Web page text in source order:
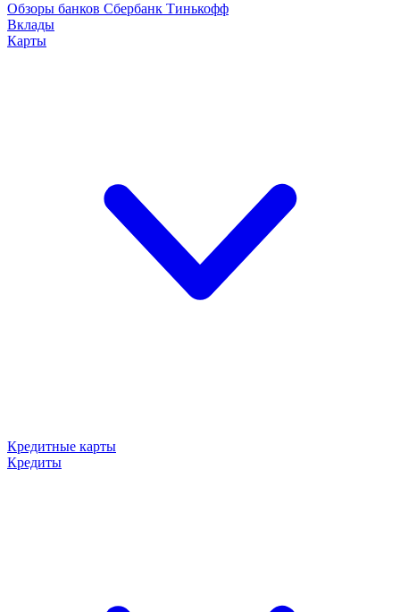
Обзоры банков Сбербанк Тинькофф
Вклады
Карты
Кредитные карты
Кредиты